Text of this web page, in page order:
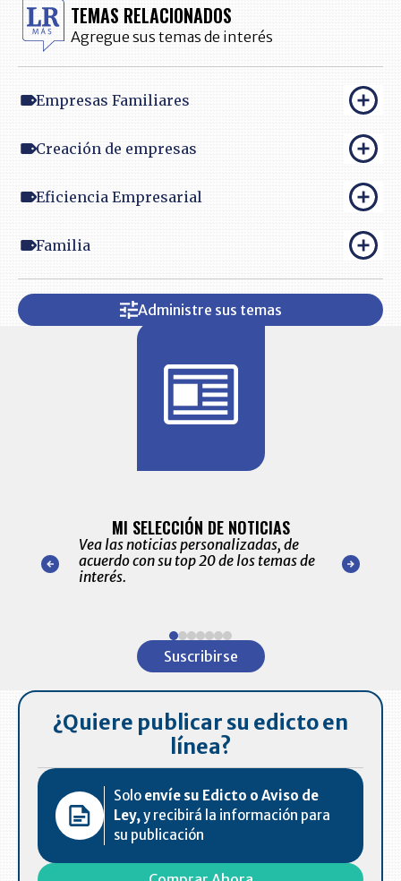
TEMAS RELACIONADOS
Agregue sus temas de interés
Empresas Familiares
Creación de empresas
Eficiencia Empresarial
Familia
Administre sus temas
nuestro
para
MI SELECCIÓN DE NOTICIAS
Vea las noticias personalizadas, de
acuerdo con su top 20 de los temas de
interés.
de las
Suscribirse
¿Quiere publicar su edicto en
línea?
Solo envíe su Edicto o Aviso de
Ley,y recibirá la información para
su publicación